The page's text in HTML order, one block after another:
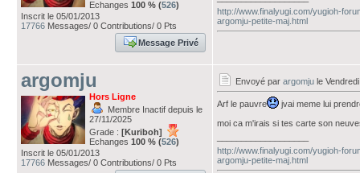
Echanges 100 % (526)
Inscrit le 05/01/2013
17766 Messages/ 0 Contributions/ 0 Pts
Message Privé
http://www.finalyugi.com/yugioh-
argomju-petite-maj.html
argomju
Hors Ligne
Membre Inactif depuis le
27/11/2025
Grade : [Kuriboh]
Echanges 100 % (526)
Inscrit le 05/01/2013
17766 Messages/ 0 Contributions/ 0 Pts
Envoyé par argomju le
Arf le pauvre
jvai meme lui
moi ca m'irais si tes carte son
http://www.finalyugi.com/yugioh-
argomju-petite-maj.html